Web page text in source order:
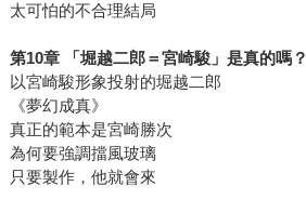
太可怕的不合理結局
第10章 「堀越二郎＝宮崎駿」是真的嗎？
以宮崎駿形象投射的堀越二郎
《夢幻成真》
真正的範本是宮崎勝次
為何要強調擋風玻璃
只要製作，他就會來